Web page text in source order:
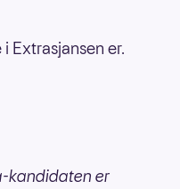
Extrasjansen er.
kandidaten er